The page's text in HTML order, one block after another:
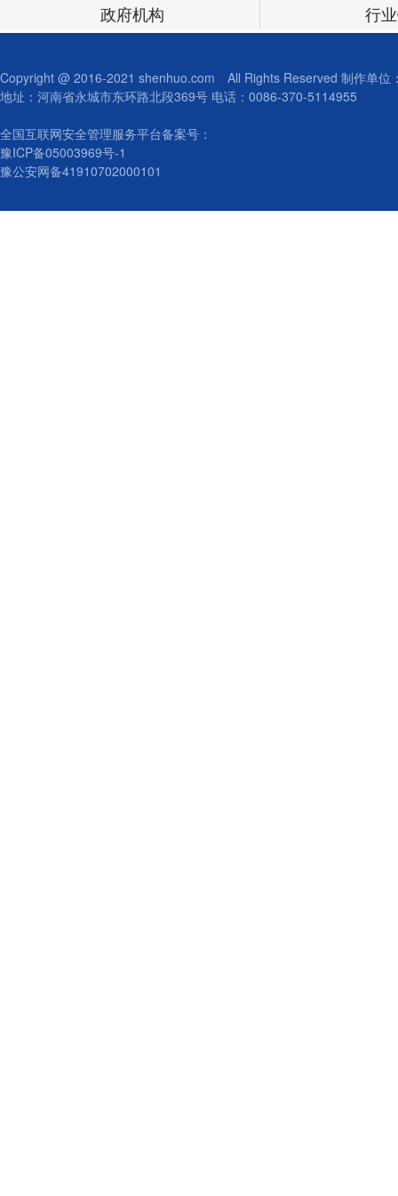
政府机构 行
Copyright @ 2016-2021 shenhuo.com All Rights Reserved 制作单位
地址：河南省永城市东环路北段369号 电话：0086-370-5114955
全国互联网安全管理服务平台备案号：
豫ICP备05003969号-1
豫公安网备41910702000101